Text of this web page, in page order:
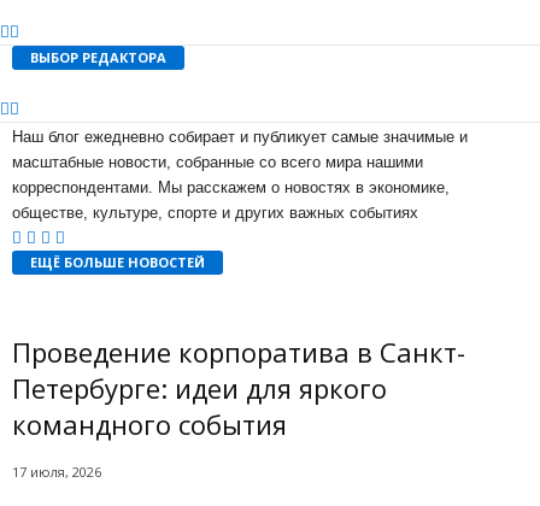
ВЫБОР РЕДАКТОРА
Наш блог ежедневно собирает и публикует самые значимые и
масштабные новости, собранные со всего мира нашими
корреспондентами. Мы расскажем о новостях в экономике,
обществе, культуре, спорте и других важных событиях
ЕЩЁ БОЛЬШЕ НОВОСТЕЙ
Проведение корпоратива в Санкт-
Петербурге: идеи для яркого
командного события
17 июля, 2026